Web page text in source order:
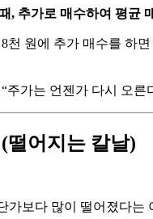
, 추가로 매수하여 평균
원에 추가 매수를 하
주가는 언젠가 다시 오
떨어지는 칼날)
보다 많이 떨어졌다